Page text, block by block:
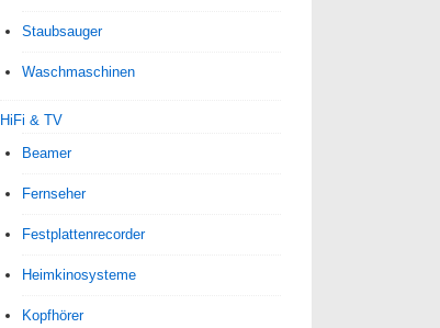
Staubsauger
Waschmaschinen
HiFi & TV
Beamer
Fernseher
Festplattenrecorder
Heimkinosysteme
Kopfhörer